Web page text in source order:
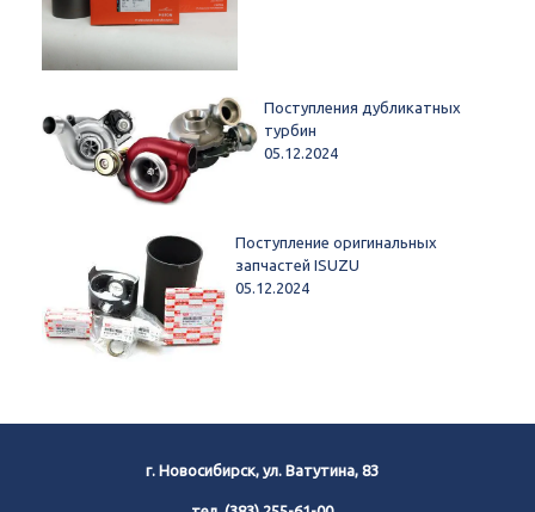
Поступления дубликатных
турбин
05.12.2024
Поступление оригинальных
запчастей ISUZU
05.12.2024
г. Новосибирск, ул. Ватутина, 83